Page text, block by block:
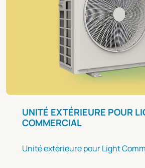
UNITÉ EXTÉRIEURE POUR
COMMERCIAL
Unité extérieure pour Light